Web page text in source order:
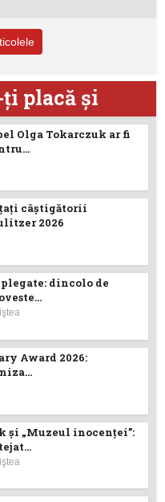
ţi placă şi
Olga Tokarczuk ar fi
câştigătorii
2026
dincolo de
Award 2026:
și „Muzeul inocenței”: